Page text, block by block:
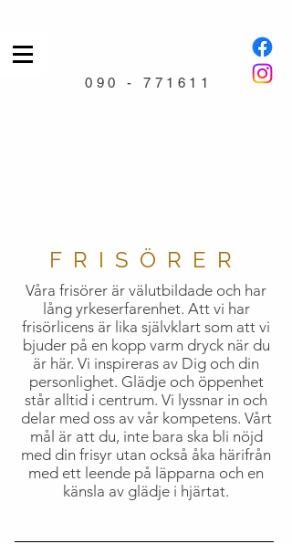
090 - 771611
FRISÖRER
Våra frisörer är välutbildade och har
lång yrkeserfarenhet. Att vi har
frisörlicens är lika självklart som att vi
bjuder på en kopp varm dryck när du
är här. Vi inspireras av Dig och din
personlighet. Glädje och öppenhet
står alltid i centrum. Vi lyssnar in och
delar med oss av vår kompetens. Vårt
mål är att du, inte bara ska bli nöjd
med din frisyr utan också åka härifrån
med ett leende på läpparna och en
känsla av glädje i hjärtat.